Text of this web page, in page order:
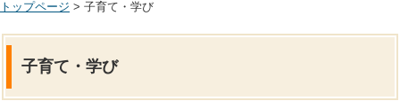
トップページ > 子育て・学び
子育て・学び